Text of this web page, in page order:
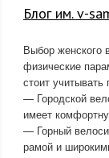
Блог им. v-
Выбор женского
физические
стоит учитывать
— Городской
имеет
— Горный
рамой и